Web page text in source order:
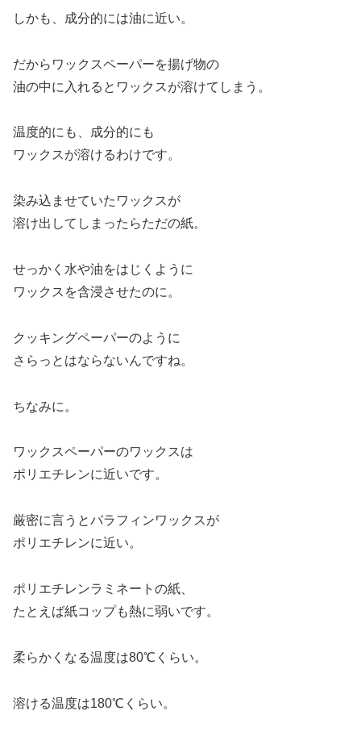
しかも、成分的には油に近い。
だからワックスペーパーを揚げ物の
油の中に入れるとワックスが溶けてしまう。
温度的にも、成分的にも
ワックスが溶けるわけです。
染み込ませていたワックスが
溶け出してしまったらただの紙。
せっかく水や油をはじくように
ワックスを含浸させたのに。
クッキングペーパーのように
さらっとはならないんですね。
ちなみに。
ワックスペーパーのワックスは
ポリエチレンに近いです。
厳密に言うとパラフィンワックスが
ポリエチレンに近い。
ポリエチレンラミネートの紙、
たとえば紙コップも熱に弱いです。
柔らかくなる温度は80℃くらい。
溶ける温度は180℃くらい。